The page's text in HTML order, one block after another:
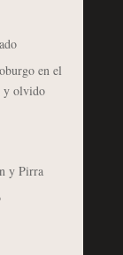
en el
y olvido
y Pirra